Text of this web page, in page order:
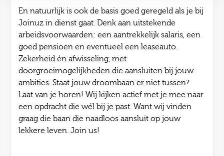
En natuurlijk is ook de basis goed geregeld als je bij
Joinuz in dienst gaat. Denk aan uitstekende
arbeidsvoorwaarden: een aantrekkelijk salaris, een
goed pensioen en eventueel een leaseauto.
Zekerheid én afwisseling, met
doorgroeimogelijkheden die aansluiten bij jouw
ambities. Staat jouw droombaan er niet tussen?
Laat van je horen! Wij kijken actief met je mee naar
een opdracht die wél bij je past. Want wij vinden
graag die baan die naadloos aansluit op jouw
lekkere leven. Join us!